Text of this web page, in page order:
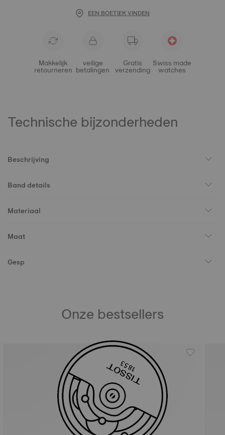
EEN BOETIEK VINDEN
Makkelijk
retourneren
veilige
betalingen
Gratis
verzending
Swiss made
watches
Technische bijzonderheden
Beschrijving
Band details
Materiaal
Maat
Gesp
Onze bestsellers